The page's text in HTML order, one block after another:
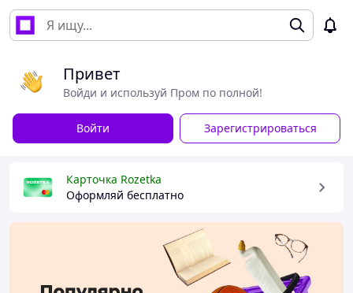
Привет
Войди и используй Пром по полной!
Войти Зарегистрироваться
Карточка Rozetka
Оформляй бесплатно